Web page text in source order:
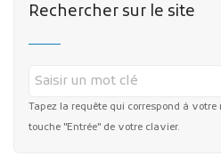
Rechercher sur le site
Tapez la requête qui correspond à
touche "Entrée" de votre clavier.